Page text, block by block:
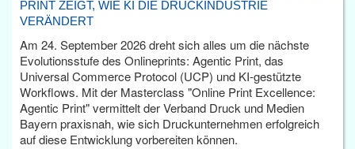
PRINT ZEIGT, WIE KI DIE DRUCKINDUSTRIE
VERÄNDERT
Am 24. September 2026 dreht sich alles um die nächste
Evolutionsstufe des Onlineprints: Agentic Print, das
Universal Commerce Protocol (UCP) und KI-gestützte
Workflows. Mit der Masterclass "Online Print Excellence:
Agentic Print" vermittelt der Verband Druck und Medien
Bayern praxisnah, wie sich Druckunternehmen erfolgreich
auf diese Entwicklung vorbereiten können.